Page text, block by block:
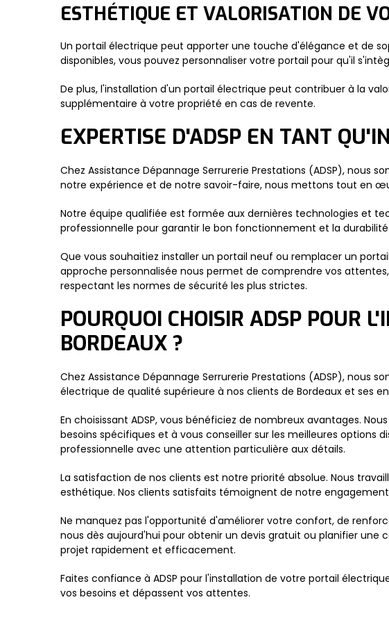
ESTHÉTIQUE ET VALORISATION DE
Un portail électrique peut apporter une touche d'élégance et de
disponibles, vous pouvez personnaliser votre portail pour qu'il
De plus, l'installation d'un portail électrique peut contribuer à la
supplémentaire à votre propriété en cas de revente.
EXPERTISE D'ADSP EN TANT
Chez Assistance Dépannage Serrurerie Prestations (ADSP), nous
notre expérience et de notre savoir-faire, nous mettons tout en
Notre équipe qualifiée est formée aux dernières technologies et
professionnelle pour garantir le bon fonctionnement et la
Que vous souhaitiez installer un portail neuf ou remplacer un
approche personnalisée nous permet de comprendre vos
respectant les normes de sécurité les plus strictes.
POURQUOI CHOISIR ADSP POUR
BORDEAUX ?
Chez Assistance Dépannage Serrurerie Prestations (ADSP), nous
électrique de qualité supérieure à nos clients de Bordeaux et ses
En choisissant ADSP, vous bénéficiez de nombreux avantages.
besoins spécifiques et à vous conseiller sur les meilleures options
professionnelle avec une attention particulière aux détails.
La satisfaction de nos clients est notre priorité absolue. Nous
esthétique. Nos clients satisfaits témoignent de notre
Ne manquez pas l'opportunité d'améliorer votre confort, de
nous dès aujourd'hui pour obtenir un devis gratuit ou planifier
projet rapidement et efficacement.
Faites confiance à ADSP pour l'installation de votre portail
vos besoins et dépassent vos attentes.